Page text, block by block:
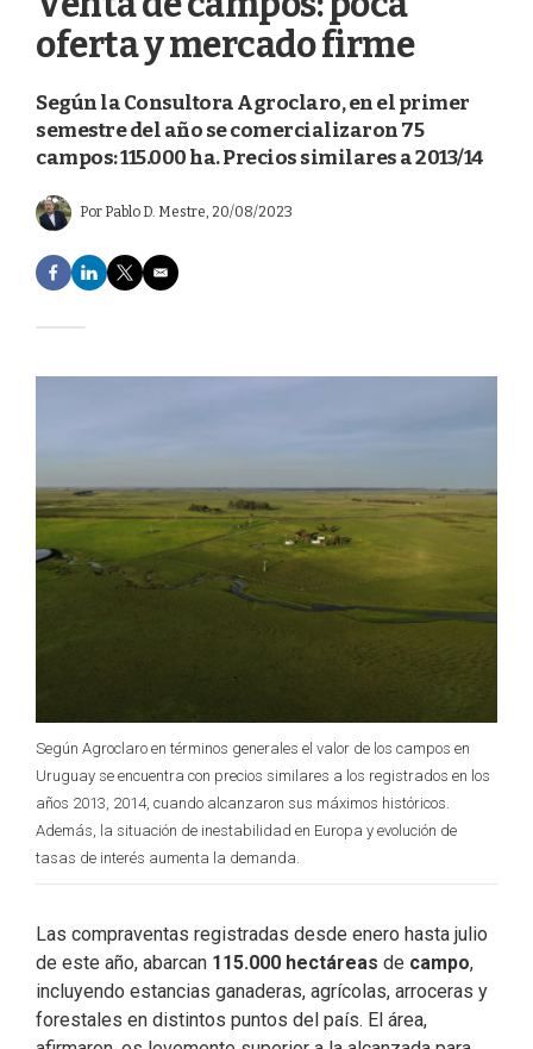
oferta y mercado firme
Según la Consultora Agroclaro, en el primer
semestre del año se comercializaron 75
campos: 115.000 ha. Precios similares a 2013/14
Por Pablo D. Mestre, 20/08/2023
F
a
e
o
L
i
d
T
w
e
E
m
Según Agroclaro en términos generales el valor de los campos en
Uruguay se encuentra con precios similares a los registrados en los
años 2013, 2014, cuando alcanzaron sus máximos históricos.
Además, la situación de inestabilidad en Europa y evolución de
tasas de interés aumenta la demanda.
Las compraventas registradas desde enero hasta julio
de este año, abarcan 115.000 hectáreas de campo,
incluyendo estancias ganaderas, agrícolas, arroceras y
forestales en distintos puntos del país. El área,